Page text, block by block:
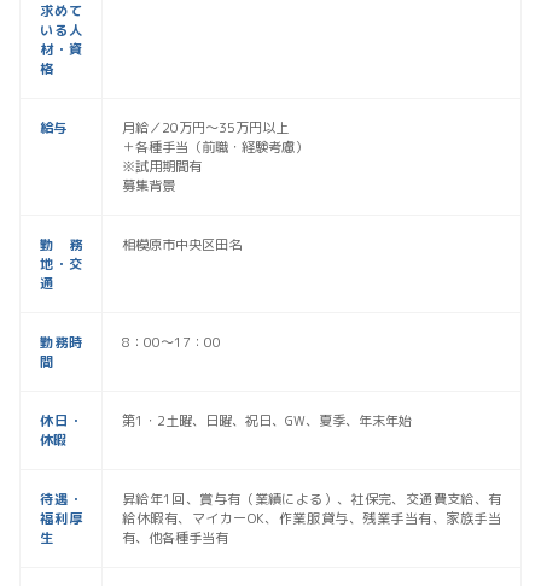
求めて
いる人
材・資
格
給与
月給／20万円〜35万円以上
＋各種手当（前職・経験考慮）
※試用期間有
募集背景
勤務
地・交
通
相模原市中央区田名
勤務時
間
8：00〜17：00
休日・
休暇
第1・2土曜、日曜、祝日、GW、夏季、年末年始
待遇・
福利厚
生
昇給年1回、賞与有（業績による）、社保完、交通費支給、有
給休暇有、マイカーOK、作業服貸与、残業手当有、家族手当
有、他各種手当有